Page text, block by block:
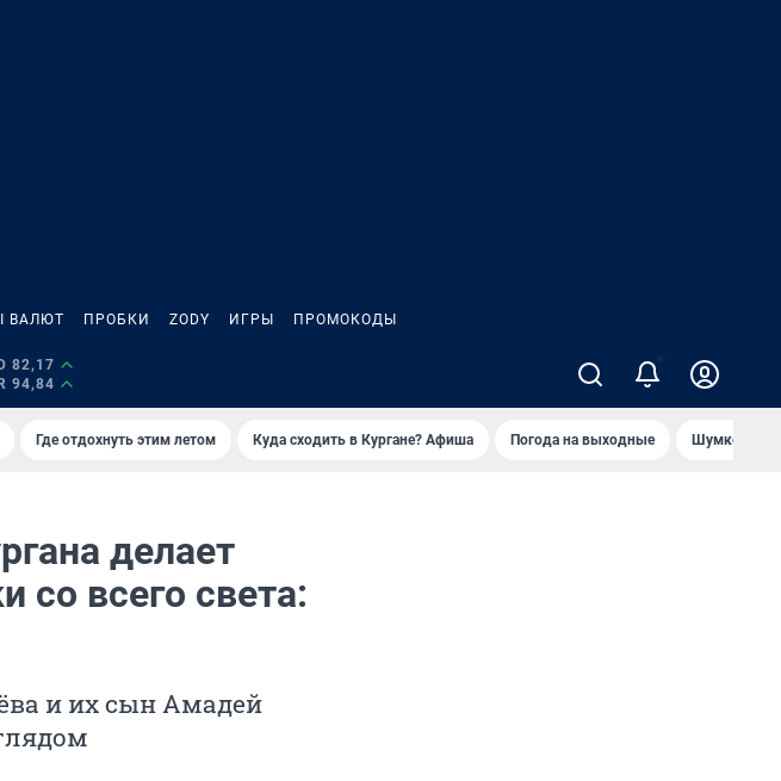
ВАЛЮТ ПРОБКИ ZODY ИГРЫ ПРОМОКОДЫ
82,17
94,84
Где отдохнуть этим летом Куда сходить в Кургане? Афиша Погода на выходные Шумков в
делает
всего света:
и их сын Амадей